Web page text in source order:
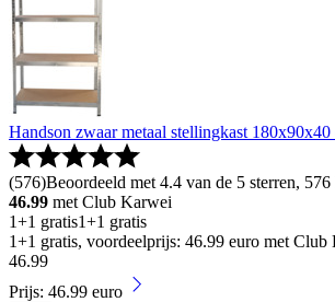
Handson zwaar metaal stellingkast
(576)Beoordeeld met 4.4 van de 5 sterren,
46.99 met Club Karwei
1+1 gratis1+1 gratis
1+1 gratis, voordeelprijs: 46.99 euro met Club
46.99
Prijs: 46.99 euro